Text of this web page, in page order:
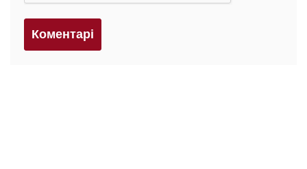
Коментарi